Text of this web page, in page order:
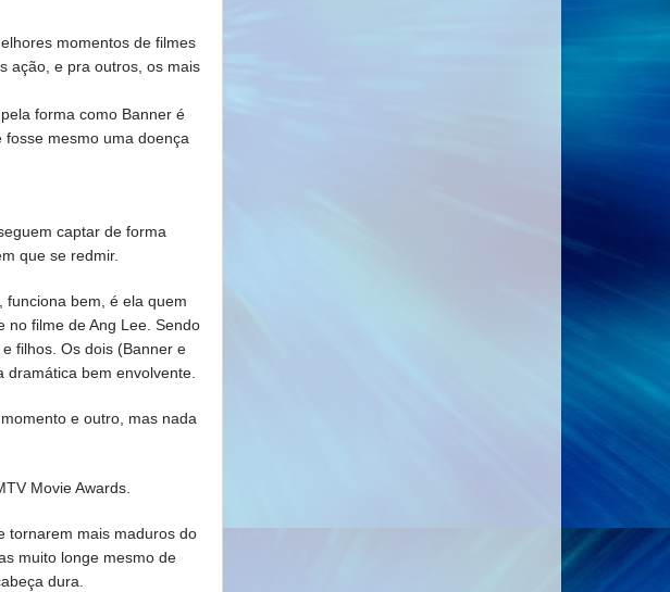
momentos de filmes
ação, e pra outros, os mais
forma como Banner é
mesmo uma doença
captar de forma
que se redmir.
bem, é ela quem
no filme de Ang Lee. Sendo
filhos. Os dois (Banner e
dramática bem envolvente.
e outro, mas nada
Movie Awards.
tornarem mais maduros do
muito longe mesmo de
dura.